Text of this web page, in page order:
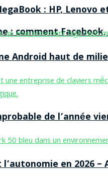
: comment
: HP, Lenovo
Android haut de
de l’année
en 2026